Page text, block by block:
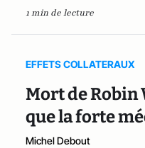
1 min de lecture
EFFETS COLLATERAUX
Mort de Robin
que la forte
Michel Debout